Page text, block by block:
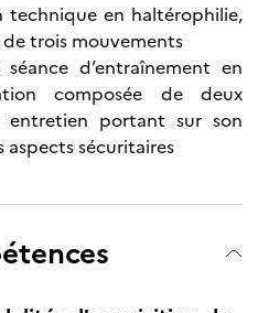
technique en haltérophilie,
trois mouvements
d’entraînement en
composée de deux
entretien portant sur son
aspects sécuritaires